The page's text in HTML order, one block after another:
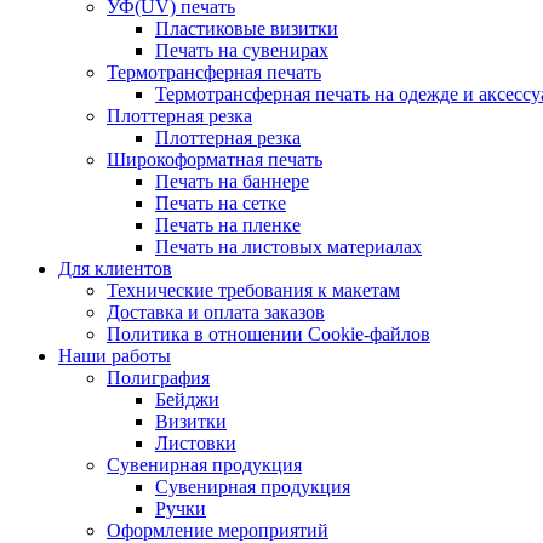
УФ(UV) печать
Пластиковые визитки
Печать на сувенирах
Термотрансферная печать
Термотрансферная печать на одежде и
Плоттерная резка
Плоттерная резка
Широкоформатная печать
Печать на баннере
Печать на сетке
Печать на пленке
Печать на листовых материалах
Для клиентов
Технические требования к макетам
Доставка и оплата заказов
Политика в отношении Cookie-файлов
Наши работы
Полиграфия
Бейджи
Визитки
Листовки
Сувенирная продукция
Сувенирная продукция
Ручки
Оформление мероприятий